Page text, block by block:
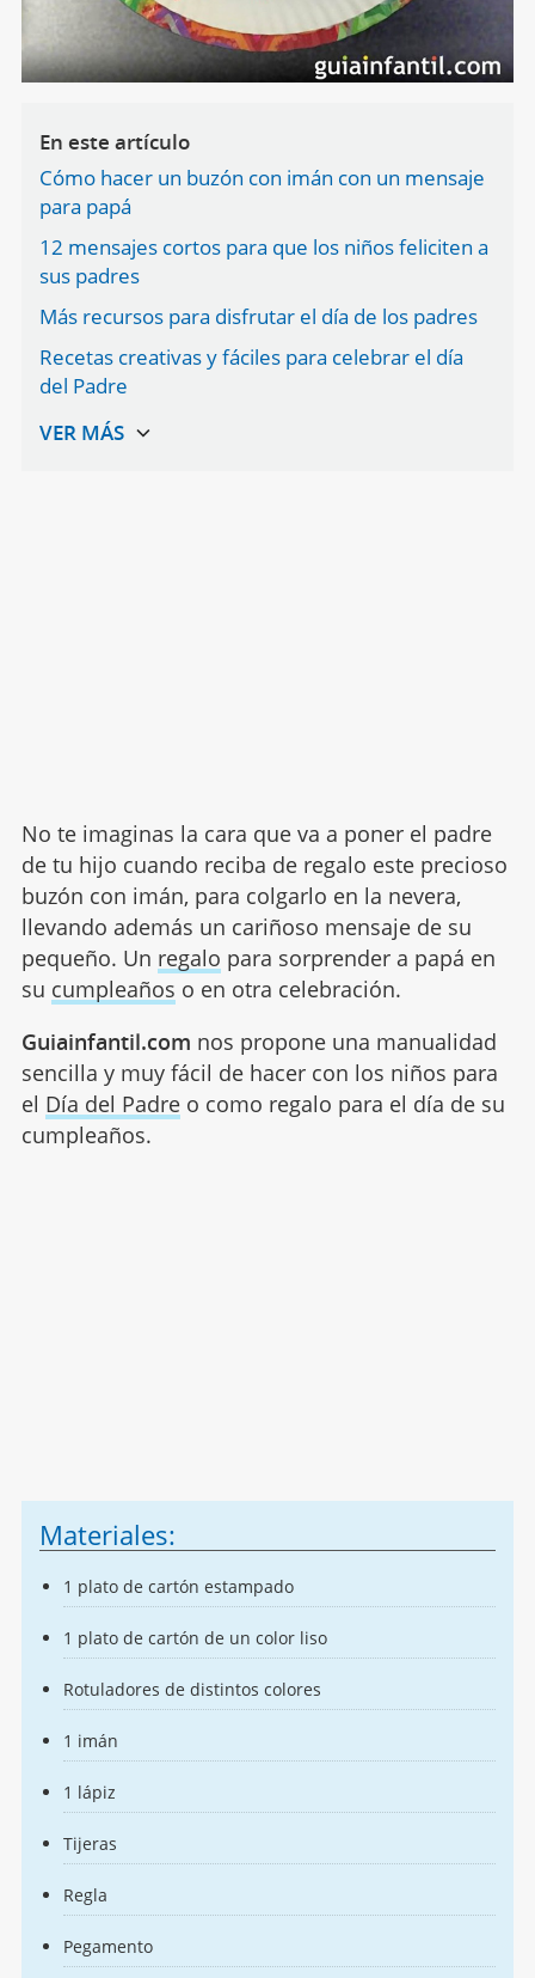
En este artículo
Cómo hacer un buzón con imán con un mensaje
para papá
12 mensajes cortos para que los niños feliciten a
sus padres
Más recursos para disfrutar el día de los padres
Recetas creativas y fáciles para celebrar el día
del Padre
No te imaginas la cara que va a poner el padre
de tu hijo cuando reciba de regalo este precioso
buzón con imán, para colgarlo en la nevera,
llevando además un cariñoso mensaje de su
pequeño. Un regalo para sorprender a papá en
su cumpleaños o en otra celebración.
Guiainfantil.com nos propone una manualidad
sencilla y muy fácil de hacer con los niños para
el Día del Padreo como regalo para el día de su
cumpleaños.
Materiales:
1 plato de cartón estampado
1 plato de cartón de un color liso
Rotuladores de distintos colores
1 imán
1 lápiz
Tijeras
Regla
Pegamento